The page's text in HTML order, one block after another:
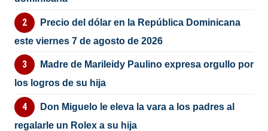
Precio del dólar en la República Dominicana
este viernes 7 de agosto de 2026
Madre de Marileidy Paulino expresa orgullo por
los logros de su hija
Don Miguelo le eleva la vara a los padres al
regalarle un Rolex a su hija